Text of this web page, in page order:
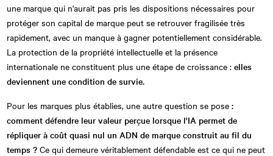
une marque qui n'aurait pas pris les dispositions nécessaires pour
protéger son capital de marque peut se retrouver fragilisée très
rapidement, avec un manque à gagner potentiellement considérable.
La protection de la propriété intellectuelle et la présence
internationale ne constituent plus une étape de croissance :elles
deviennent une condition de survie.
Pour les marques plus établies, une autre question se pose:
comment défendre leur valeur perçue lorsque l'IA permet de
répliquer à coût quasi nul un ADN de marque construit au fil du
temps ? Ce qui demeure véritablement défendable est ce qui ne peut